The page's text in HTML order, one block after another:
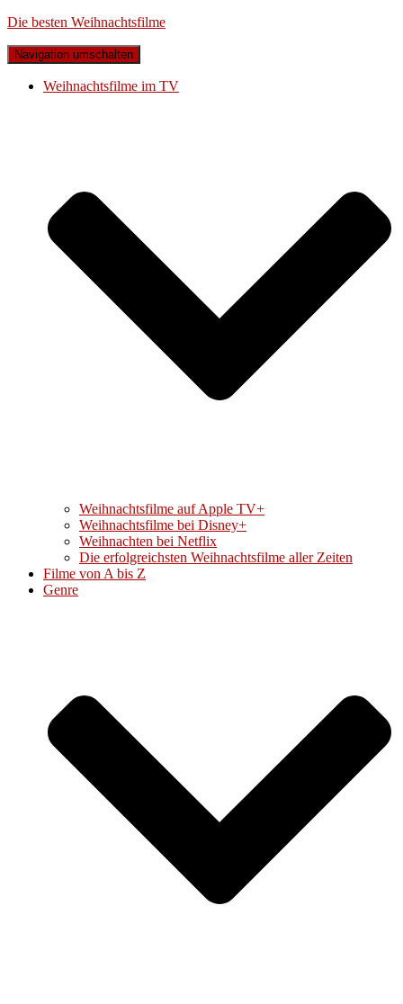
Die besten Weihnachtsfilme
Navigation umschalten
Weihnachtsfilme im TV
Weihnachtsfilme auf Apple TV+
Weihnachtsfilme bei Disney+
Weihnachten bei Netflix
Die erfolgreichsten Weihnachtsfilme aller Zeiten
Filme von A bis Z
Genre